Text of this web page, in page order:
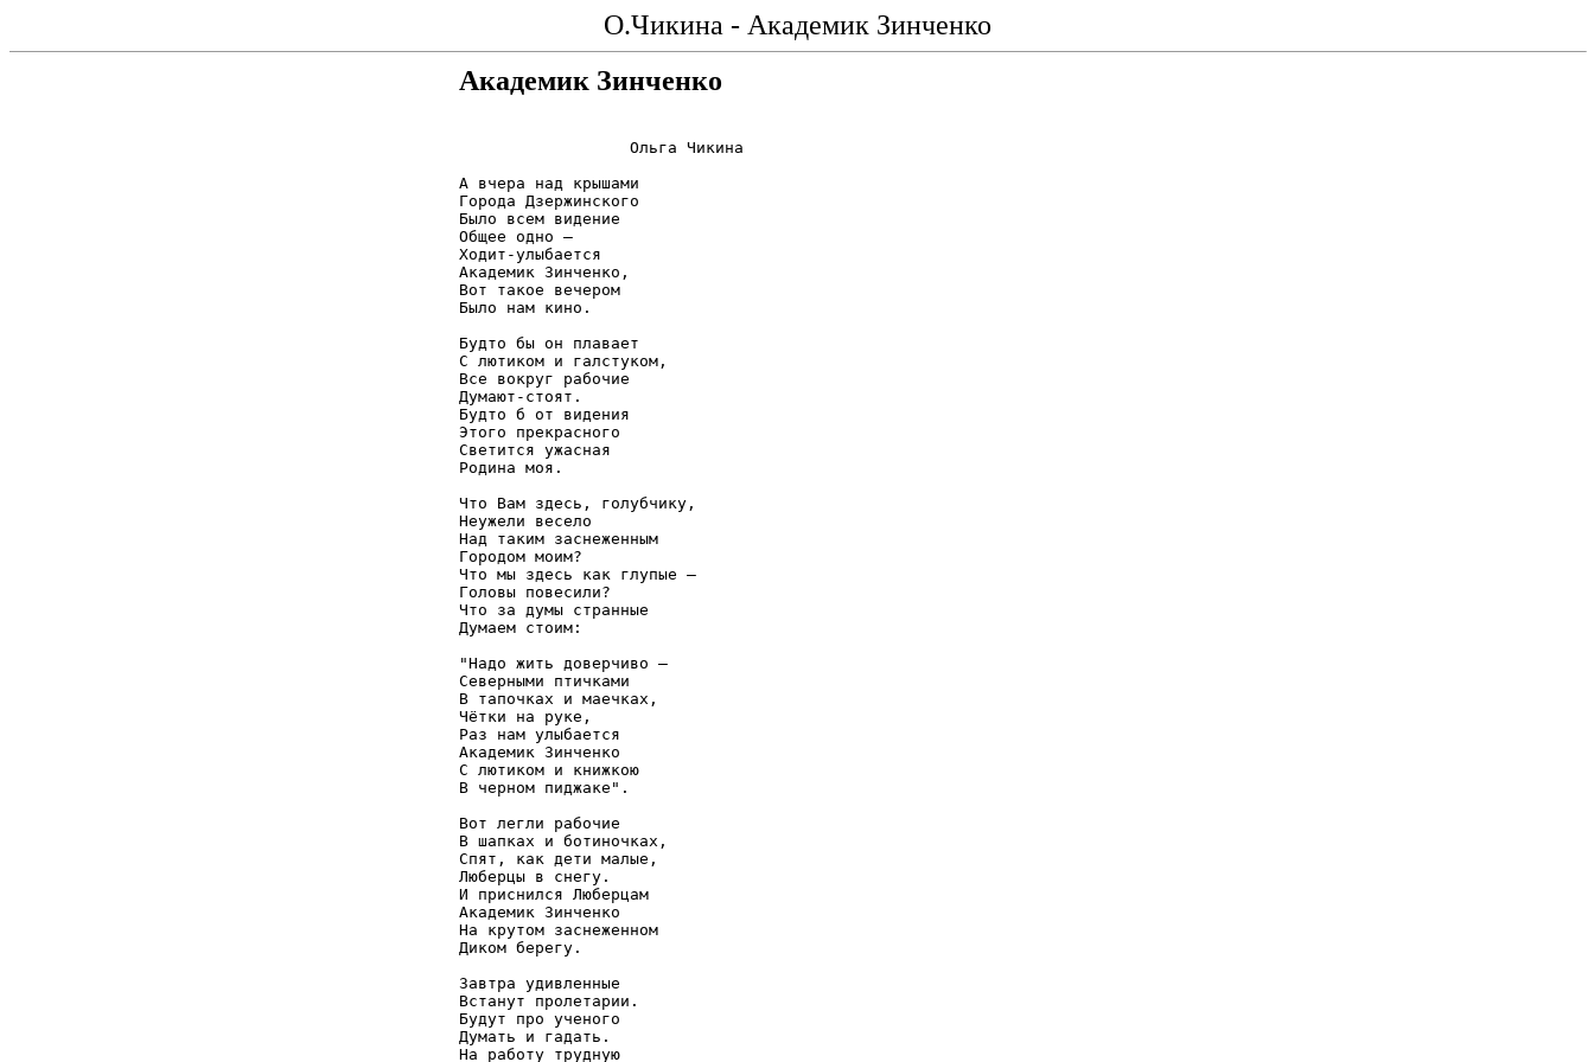
О.Чикина - Академик Зинченко
Академик Зинченко
                  Ольга Чикина
А вчера над крышами
Города Дзержинского
Было всем видение
Общее одно –
Ходит-улыбается
Академик Зинченко,
Вот такое вечером
Было нам кино.
Будто бы он плавает
С лютиком и галстуком,
Все вокруг рабочие
Думают-стоят.
Будто б от видения
Этого прекрасного
Светится ужасная
Родина моя.
Что Вам здесь, голубчику,
Неужели весело
Над таким заснеженным
Городом моим?
Что мы здесь как глупые –
Головы повесили?
Что за думы странные
Думаем стоим:
"Надо жить доверчиво –
Северными птичками
В тапочках и маечках,
Чётки на руке,
Раз нам улыбается
Академик Зинченко
С лютиком и книжкою
В черном пиджаке".
Вот легли рабочие
В шапках и ботиночках,
Спят, как дети малые,
Люберцы в снегу.
И приснился Люберцам
Академик Зинченко
На крутом заснеженном
Диком берегу.
Завтра удивленные
Встанут пролетарии.
Будут про ученого
Думать и гадать.
На работу трудную